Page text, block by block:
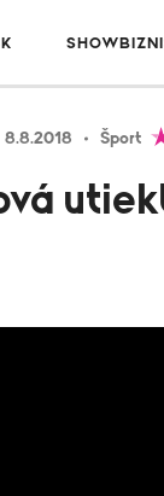
8.8.2018 Šport